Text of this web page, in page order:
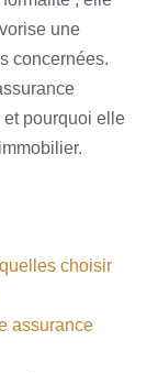
une
concernées.
et pourquoi elle
choisir
assurance